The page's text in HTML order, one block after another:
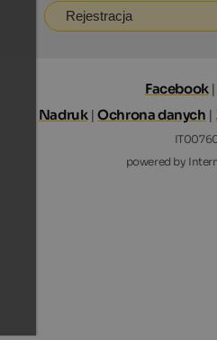
Rejestracja
Facebook|
Nadruk|Ochrona danych |
powered by